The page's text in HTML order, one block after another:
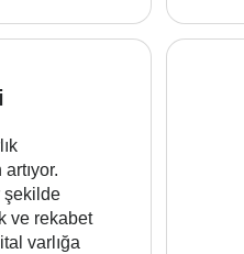
şekilde
ve rekabet
varlığa